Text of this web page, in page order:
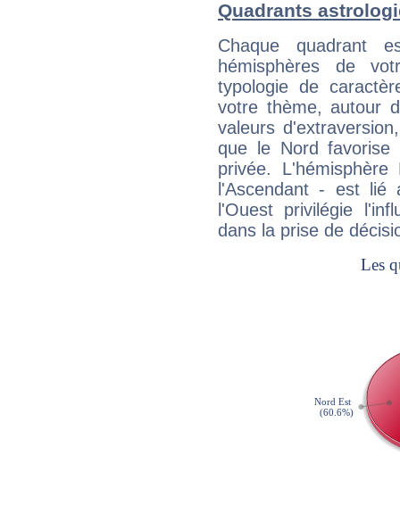
Quadrants
Chaque quadrant
hémisphères de
typologie de
votre thème, autour
valeurs
que le Nord favorise
privée.
l'Ascendant - est
l'Ouest privilégie
dans la prise de